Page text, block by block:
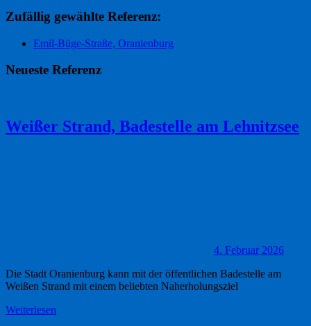
Zufällig gewählte Referenz:
Emil-Büge-Straße, Oranienburg
Neueste Referenz
Weißer Strand, Badestelle am Lehnitzsee
4. Februar 2026
Die Stadt Oranienburg kann mit der öffentlichen Badestelle am
Weißen Strand mit einem beliebten Naherholungsziel
Weiterlesen